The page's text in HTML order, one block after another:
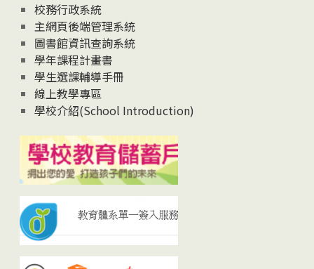
校務行政系統
主網頁後端管理系統
圖書館資訊查詢系統
學年課程計畫書
學生選課輔導手冊
線上教學專區
學校介紹(School Introduction)